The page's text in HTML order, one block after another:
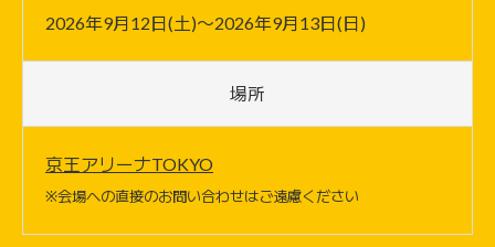
2026年9月12日(土)〜2026年9月13日(日)
場所
京王アリーナTOKYO
※会場への直接のお問い合わせはご遠慮ください